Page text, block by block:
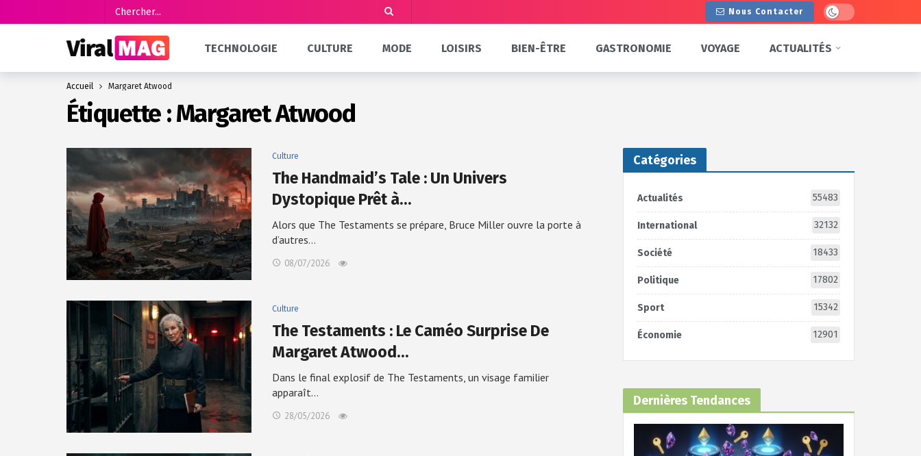
Nous Contacter Dark mode
TECHNOLOGIE CULTURE MODE LOISIRS BIEN-ÊTRE GASTRONOMIE VOYAGE ACTUALITÉS
Accueil Margaret Atwood
Étiquette :Margaret Atwood
Culture
The Handmaid’s Tale : Un Univers
Dystopique Prêt à…
Alors que The Testaments se prépare, Bruce Miller ouvre la porte à
d’autres…
08/07/2026
Culture
The Testaments : Le Caméo Surprise De
Margaret Atwood…
Dans le final explosif de The Testaments, un visage familier
apparaît…
28/05/2026
Catégories
Actualités 55483
International 32132
Société 18433
Politique 17802
Sport 15342
Économie 12901
Dernières Tendances